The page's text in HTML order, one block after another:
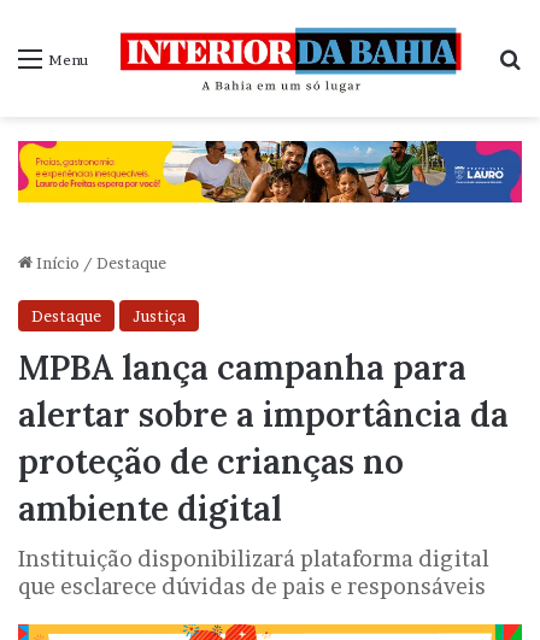
Menu
Início / Destaque
Destaque Justiça
MPBA lança campanha para
alertar sobre a importância da
proteção de crianças no
ambiente digital
Instituição disponibilizará plataforma digital
que esclarece dúvidas de pais e responsáveis